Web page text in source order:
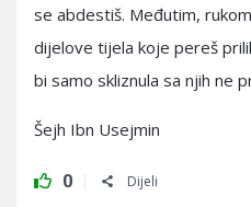
se abdestiš. Međutim,
dijelove tijela koje pereš
bi samo skliznula sa njih ne
Šejh Ibn Usejmin
0 Dijeli